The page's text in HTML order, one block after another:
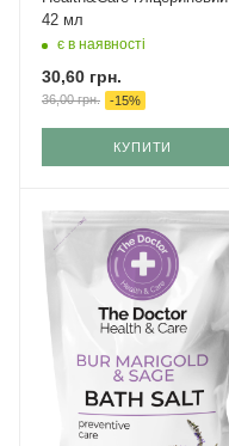
42 мл
є в наявності
30,60 грн.
36,00грн. -15%
КУПИТИ